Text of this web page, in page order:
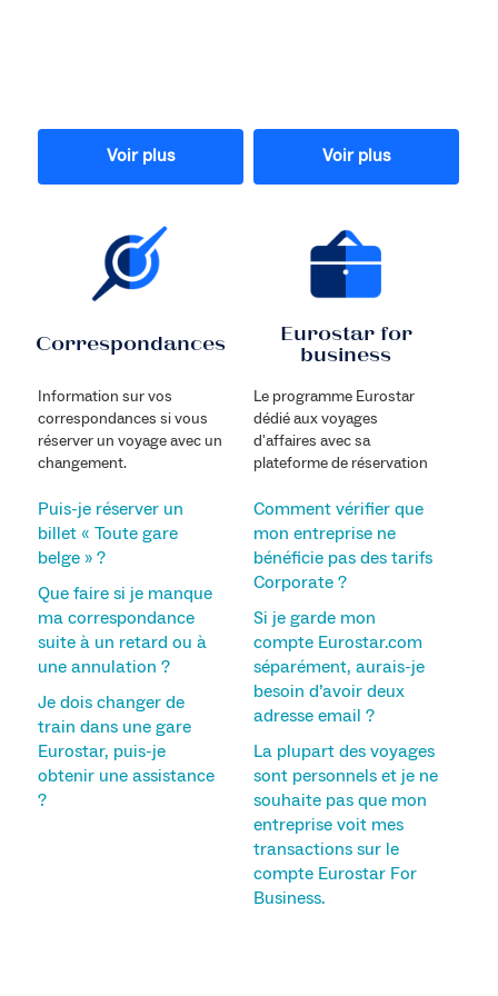
Voir plus Voir plus
Correspondances
Information sur vos
correspondances si vous
réserver un voyage avec un
changement.
Puis-je réserver un
billet « Toute gare
belge » ?
Que faire si je manque
ma correspondance
suite à un retard ou à
une annulation ?
Je dois changer de
train dans une gare
Eurostar, puis-je
obtenir une assistance
?
Eurostar for
business
Le programme Eurostar
dédié aux voyages
d'affaires avec sa
plateforme de réservation
Comment vérifier que
mon entreprise ne
bénéficie pas des tarifs
Corporate ?
Si je garde mon
compte Eurostar.com
séparément, aurais-je
besoin d’avoir deux
adresse email ?
La plupart des voyages
sont personnels et je ne
souhaite pas que mon
entreprise voit mes
transactions sur le
compte Eurostar For
Business.